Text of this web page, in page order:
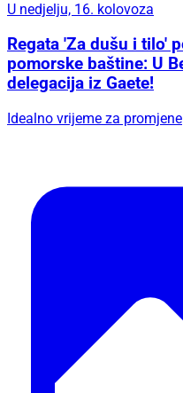
U nedjelju, 16. kolovoza
Regata 'Za dušu i tilo'
pomorske baštine: U
delegacija iz Gaete!
Idealno vrijeme za promjene